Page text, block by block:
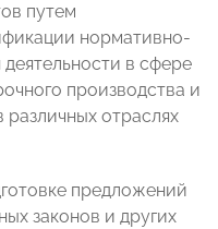
путем
нормативно-
в сфере
производства и
различных отраслях
предложений
законов и других